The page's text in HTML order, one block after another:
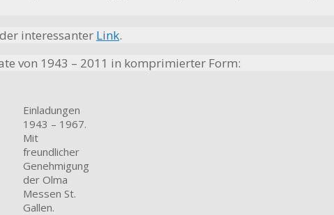
interessanter Link.
von 1943 – 2011 in komprimierter Form:
Einladungen
1943 – 1967.
Mit
freundlicher
Genehmigung
der Olma
Messen St.
Gallen.